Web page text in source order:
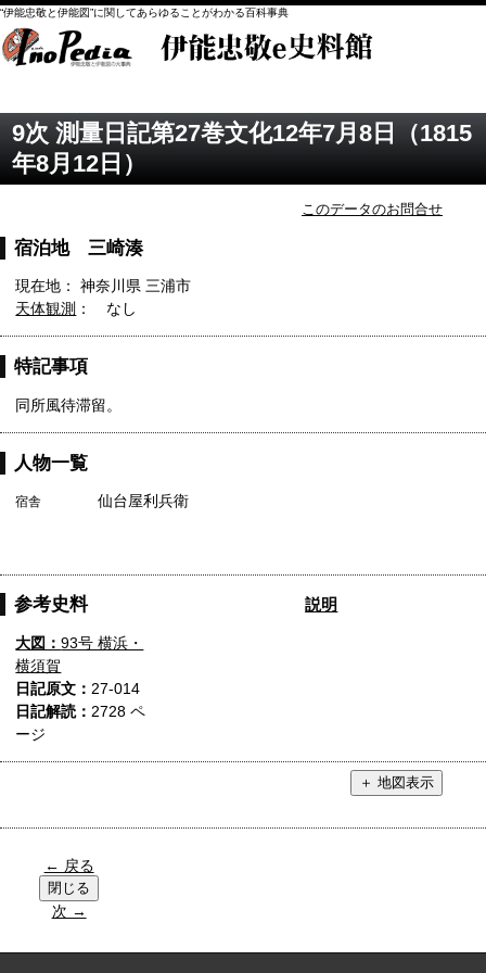
“伊能忠敬と伊能図”に関してあらゆることがわかる百科事典
9次 測量日記第27巻文化12年7月8日（1815
年8月12日）
このデータのお問合せ
宿泊地 三崎湊
現在地： 神奈川県 三浦市
天体観測 ： なし
特記事項
同所風待滞留。
人物一覧
宿舎 仙台屋利兵衛
参考史料 説明
大図：93号 横浜・
横須賀
日記原文： 27-014
日記解読： 2728 ペ
ージ
← 戻る
次 →